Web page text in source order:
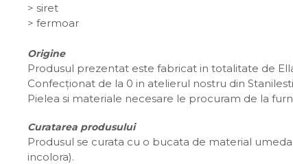
> siret
> fermoar
Origine
Produsul prezentat este fabricat in totalitate de
Confecționat de la 0 in atelierul nostru din
Pielea si materiale necesare le procuram de la
Curatarea produsului
Produsul se curata cu o bucata de material
incolora).